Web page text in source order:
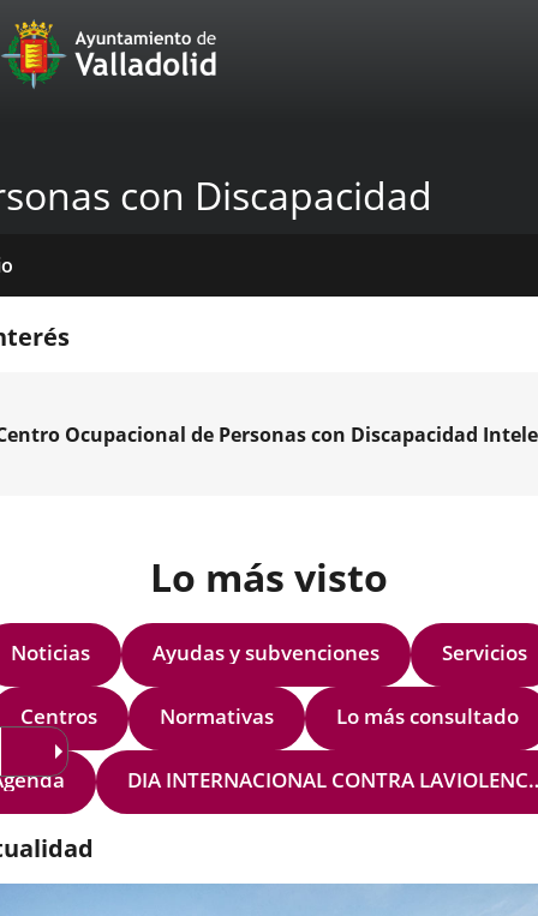
Portal
Web
Ayuntamiento
de
Valladolid
con Discapacidad
Ocupacional de Personas con Discapacidad
Lo más visto
Noticias Ayudas y subvenciones Servicios
Centros Normativas Lo más consultado
DIA INTERNACIONAL